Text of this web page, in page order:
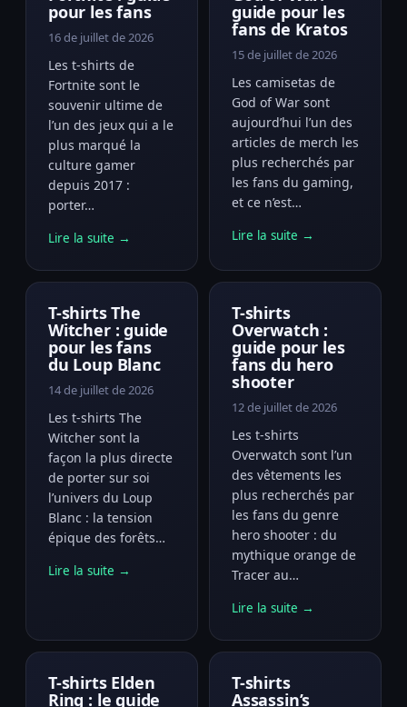
pour les fans
16 de juillet de 2026
Les t-shirts de
Fortnite sont le
souvenir ultime de
l’un des jeux qui a le
plus marqué la
culture gamer
depuis 2017 :
porter…
Lire la suite →
guide pour les
fans de Kratos
15 de juillet de 2026
Les camisetas de
God of War sont
aujourd’hui l’un des
articles de merch les
plus recherchés par
les fans du gaming,
et ce n’est…
Lire la suite →
T-shirts The
Witcher : guide
pour les fans
du Loup Blanc
14 de juillet de 2026
Les t-shirts The
Witcher sont la
façon la plus directe
de porter sur soi
l’univers du Loup
Blanc : la tension
épique des forêts…
Lire la suite →
T-shirts
Overwatch :
guide pour les
fans du hero
shooter
12 de juillet de 2026
Les t-shirts
Overwatch sont l’un
des vêtements les
plus recherchés par
les fans du genre
hero shooter : du
mythique orange de
Tracer au…
Lire la suite →
T-shirts Elden
Ring : le guide
T-shirts
Assassin’s